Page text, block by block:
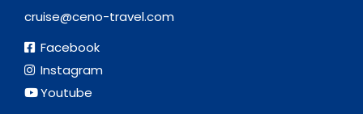
cruise@ceno-travel.com
Facebook
Instagram
Youtube